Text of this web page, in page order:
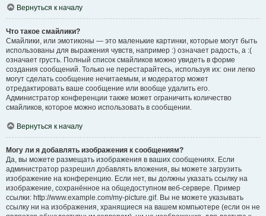
Вернуться к началу
Что такое смайлики?
Смайлики, или эмотиконы — это маленькие картинки, которые могут быть
использованы для выражения чувств, например :) означает радость, а :(
означает грусть. Полный список смайликов можно увидеть в форме
создания сообщений. Только не перестарайтесь, используя их: они легко
могут сделать сообщение нечитаемым, и модератор может
отредактировать ваше сообщение или вообще удалить его.
Администратор конференции также может ограничить количество
смайликов, которое можно использовать в сообщении.
Вернуться к началу
Могу ли я добавлять изображения к сообщениям?
Да, вы можете размещать изображения в ваших сообщениях. Если
администратор разрешил добавлять вложения, вы можете загрузить
изображение на конференцию. Если нет, вы должны указать ссылку на
изображение, сохранённое на общедоступном веб-сервере. Пример
ссылки: http://www.example.com/my-picture.gif. Вы не можете указывать
ссылку ни на изображения, хранящиеся на вашем компьютере (если он не